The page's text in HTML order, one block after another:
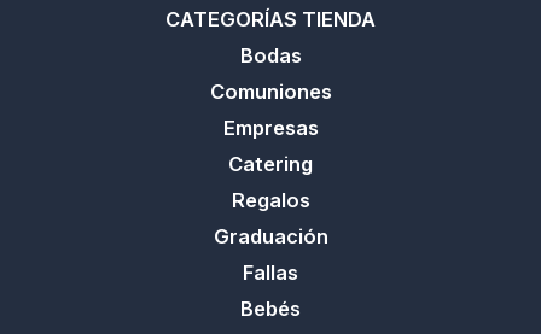
CATEGORÍAS TIENDA
Bodas
Comuniones
Empresas
Catering
Regalos
Graduación
Fallas
Bebés